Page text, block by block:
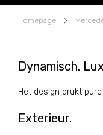
Homepage
Dynamisch.
Het design drukt
Exterieur.